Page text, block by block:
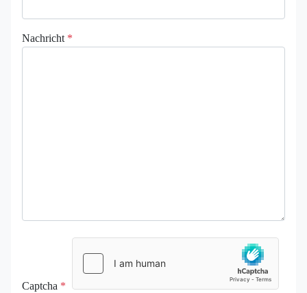
Nachricht *
Captcha *